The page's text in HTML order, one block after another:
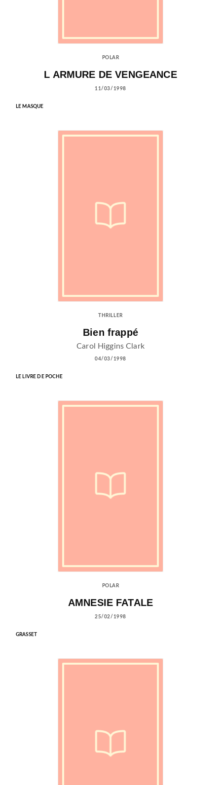
POLAR
L ARMURE DE VENGEANCE
11/03/1998
LE MASQUE
THRILLER
Bien frappé
Carol Higgins Clark
04/03/1998
LE LIVRE DE POCHE
POLAR
AMNESIE FATALE
25/02/1998
GRASSET